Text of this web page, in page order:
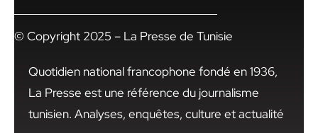
© Copyright 2025 – La Presse de Tunisie
Quotidien national francophone fondé en 1936,
La Presse est une référence du journalisme
tunisien. Analyses, enquêtes, culture et actualité